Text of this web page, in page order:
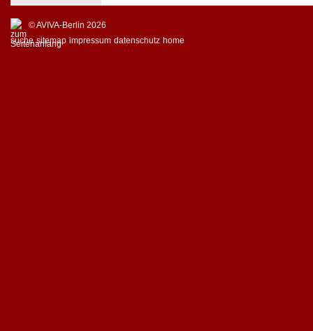
© AVIVA-Berlin 2026
suche sitemap impressum datenschutz home